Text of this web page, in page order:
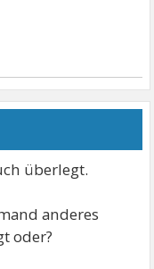
überlegt.
anderes
oder?